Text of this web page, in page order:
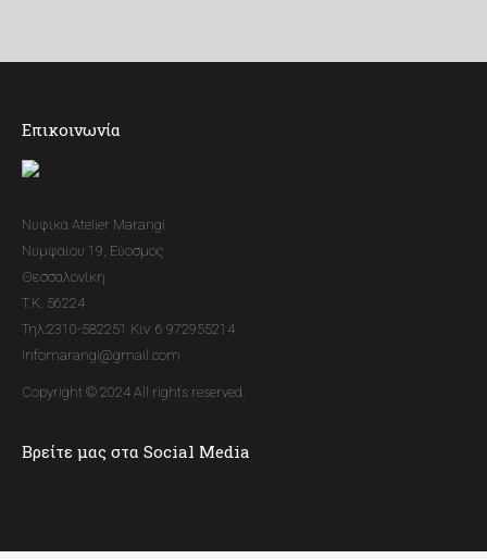
Επικοινωνία
Νυφικα Atelier Marangi
Νυμφαίου 19, Εύοσμος
Θεσσαλονίκη
T.K. 56224
Τηλ:2310-582251 Κιν: 6 972955214
infomarangi@gmail.com
Copyright © 2024 All rights reserved.
Βρείτε μας στα Social Media